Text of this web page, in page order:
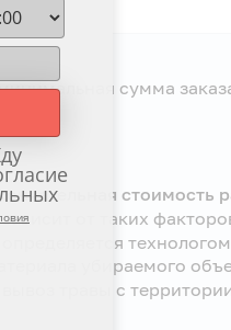
сумма
стоимость
от таких
определяется
убираемого
вывоз травы с